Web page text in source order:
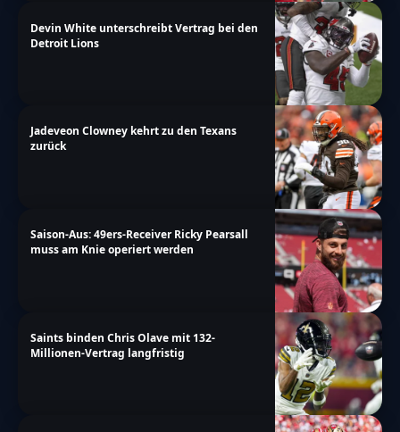
Devin White unterschreibt Vertrag bei den
Detroit Lions
Jadeveon Clowney kehrt zu den Texans
zurück
Saison-Aus: 49ers-Receiver Ricky Pearsall
muss am Knie operiert werden
Saints binden Chris Olave mit 132-
Millionen-Vertrag langfristig